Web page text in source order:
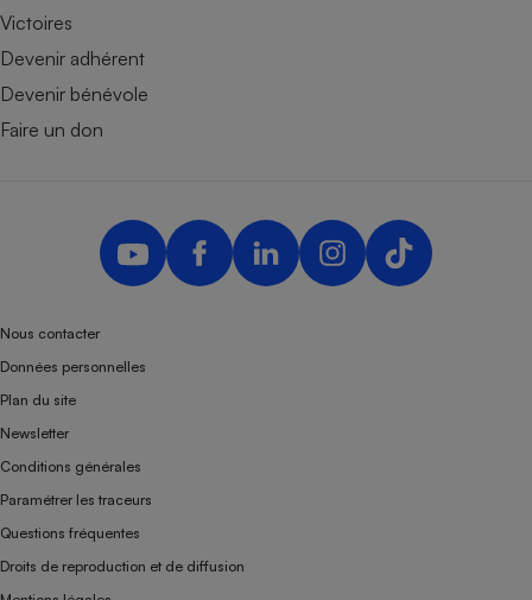
Victoires
Devenir adhérent
Devenir bénévole
Faire un don
Nous contacter
Données personnelles
Plan du site
Newsletter
Conditions générales
Paramétrer les traceurs
Questions fréquentes
Droits de reproduction et de diffusion